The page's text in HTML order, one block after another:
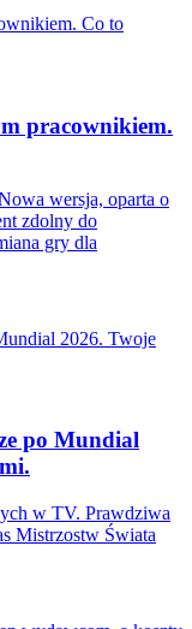
pracownikiem.
wersja, oparta o
zdolny do
gry dla
po Mundial
w TV. Prawdziwa
Mistrzostw Świata